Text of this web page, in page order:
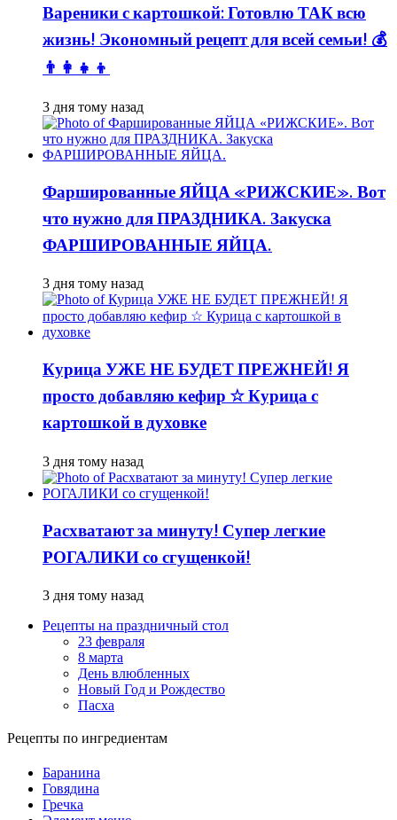
Вареники с картошкой: Готовлю ТАК всю
жизнь! Экономный рецепт для всей семьи! 💰
👨👩👧👦
3 дня тому назад
Фаршированные ЯЙЦА «РИЖСКИЕ». Вот
что нужно для ПРАЗДНИКА. Закуска
ФАРШИРОВАННЫЕ ЯЙЦА.
3 дня тому назад
Курица УЖЕ НЕ БУДЕТ ПРЕЖНЕЙ! Я
просто добавляю кефир ☆ Курица с
картошкой в духовке
3 дня тому назад
Расхватают за минуту! Супер легкие
РОГАЛИКИ со сгущенкой!
3 дня тому назад
Рецепты на праздничный стол
23 февраля
8 марта
День влюбленных
Новый Год и Рождество
Пасха
Рецепты по ингредиентам
Баранина
Говядина
Гречка